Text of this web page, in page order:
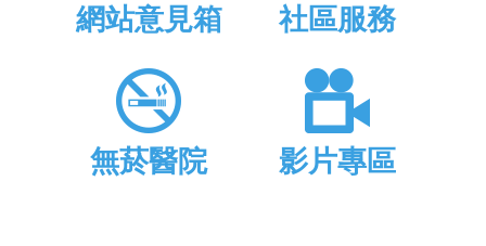
網站意見箱 社區服務
無菸醫院 影片專區